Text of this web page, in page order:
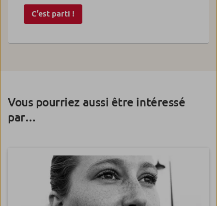
C’est parti !
Vous pourriez aussi être intéressé
par…